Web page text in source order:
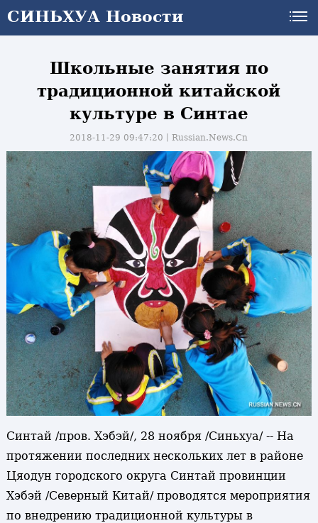
СИНЬХУА Новости
Школьные занятия по
традиционной китайской
культуре в Синтае
2018-11-29 09:47:20丨Russian.News.Cn
Синтай /пров. Хэбэй/, 28 ноября /Синьхуа/ -- На
протяжении последних нескольких лет в районе
Цяодун городского округа Синтай провинции
Хэбэй /Северный Китай/ проводятся мероприятия
по внедрению традиционной культуры в